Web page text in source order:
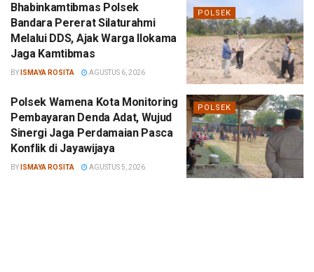
POLSEK
Bhabinkamtibmas Polsek
Bandara Pererat Silaturahmi
Melalui DDS, Ajak Warga Ilokama
Jaga Kamtibmas
BY ISMAYA ROSITA AGUSTUS 6, 2026
POLSEK
Polsek Wamena Kota Monitoring
Pembayaran Denda Adat, Wujud
Sinergi Jaga Perdamaian Pasca
Konflik di Jayawijaya
BY ISMAYA ROSITA AGUSTUS 5, 2026